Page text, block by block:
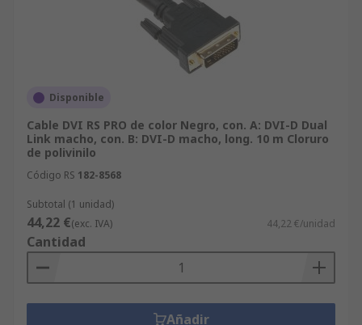
Disponible
Cable DVI RS PRO de color Negro, con. A: DVI-D Dual
Link macho, con. B: DVI-D macho, long. 10 m Cloruro
de polivinilo
Código RS 182-8568
Subtotal (1 unidad)
44,22 €(exc. IVA) 44,22 €/unidad
Cantidad
Añadir